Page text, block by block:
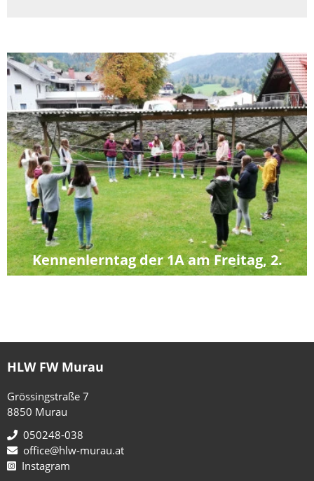
Kennenlerntag der 1A am Freitag, 2.
HLW FW Murau
Grössingstraße 7
8850 Murau
050248-038
office@hlw-murau.at
Instagram